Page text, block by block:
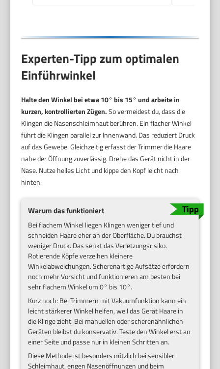
Experten-Tipp zum optimalen
Einführwinkel
Halte den Winkel bei etwa 10° bis 15° und arbeite in
kurzen, kontrollierten Zügen.So vermeidest du, dass die
Klingen die Nasenschleimhaut berühren. Ein flacher Winkel
führt die Klingen parallel zur Innenwand. Das reduziert Druck
auf das Gewebe. Gleichzeitig erfasst der Trimmer die Haare
nahe der Öffnung zuverlässig. Drehe das Gerät nicht in der
Nase. Nutze helles Licht und kippe den Kopf leicht nach
hinten.
Warum das funktioniert
Bei flachem Winkel liegen Klingen weniger tief und
schneiden Haare eher an der Oberfläche. Du brauchst
weniger Druck. Das senkt das Verletzungsrisiko.
Rotierende Köpfe verzeihen kleinere
Winkelabweichungen. Scherenartige Aufsätze erfordern
noch mehr Vorsicht und funktionieren am besten bei
sehr flachem Winkel um 0° bis 10°.
Kurz noch: Bei Trimmern mit Vakuumfunktion kann ein
leicht stärkerer Winkel helfen, weil das Gerät Haare in
die Klinge zieht. Bei manuellen oder scherenähnlichen
Geräten bleibst du konservativ. Teste den Winkel erst an
einer Seite und passe nur in kleinen Schritten an.
Diese Methode ist besonders nützlich bei sensibler
Schleimhaut, engen Nasenöffnungen und beim